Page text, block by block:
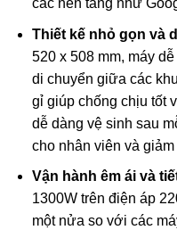
các nền tảng như
Thiết kế nhỏ gọn và
520 x 508 mm, máy
di chuyển giữa các
gỉ giúp chống chịu tốt
dễ dàng vệ sinh sau
cho nhân viên và
Vận hành êm ái và
1300W trên điện áp
một nửa so với các